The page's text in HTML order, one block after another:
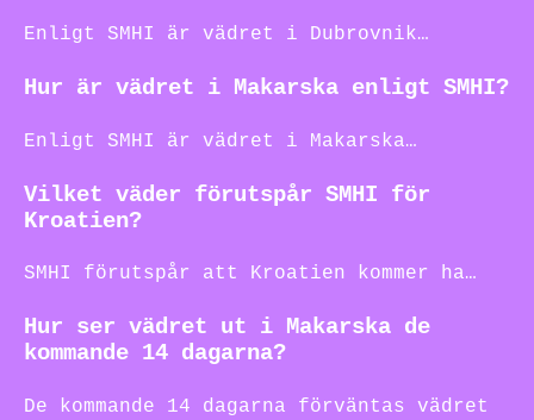
Enligt SMHI är vädret i Dubrovnik…
Hur är vädret i Makarska enligt SMHI?
Enligt SMHI är vädret i Makarska…
Vilket väder förutspår SMHI för
Kroatien?
SMHI förutspår att Kroatien kommer ha…
Hur ser vädret ut i Makarska de
kommande 14 dagarna?
De kommande 14 dagarna förväntas vädret